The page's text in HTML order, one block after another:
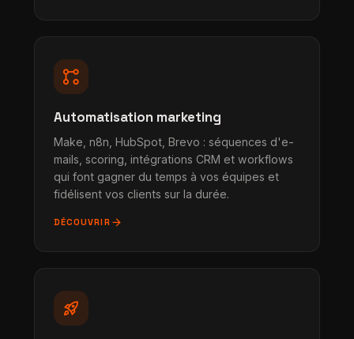
linked_services
Automatisation marketing
Make, n8n, HubSpot, Brevo : séquences d'e-
mails, scoring, intégrations CRM et workflows
qui font gagner du temps à vos équipes et
fidélisent vos clients sur la durée.
DÉCOUVRIR arrow_forward
rocket_launch